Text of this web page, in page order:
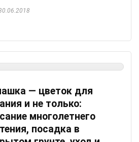
— цветок для
и не только:
многолетнего
посадка в